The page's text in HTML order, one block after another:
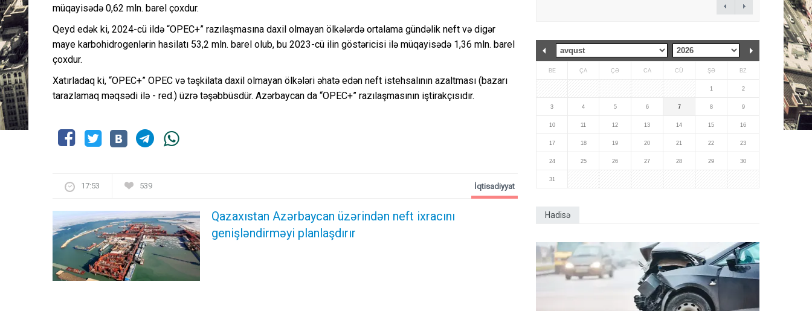
müqayisədə 0,62 mln. barel çoxdur.
Qeyd edək ki, 2024-cü ildə “OPEC+” razılaşmasına daxil olmayan ölkələrdə ortalama gündəlik neft və digər
maye karbohidrogenlərin hasilatı 53,2 mln. barel olub, bu 2023-cü ilin göstəricisi ilə müqayisədə 1,36 mln. barel
çoxdur.
Xatırladaq ki, “OPEC+” OPEC və təşkilata daxil olmayan ölkələri əhatə edən neft istehsalının azaltması (bazarı
tarazlamaq məqsədi ilə - red.) üzrə təşəbbüsdür. Azərbaycan da “OPEC+” razılaşmasının iştirakçısıdır.
17:53 539
Qazaxıstan Azərbaycan üzərindən neft ixracını
genişləndirməyi planlaşdırır
İqtisadiyyat
BE ÇA ÇƏ CA CÜ ŞƏ BZ
1 2
3 4 5 6 7 8 9
10 11 12 13 14 15 16
17 18 19 20 21 22 23
24 25 26 27 28 29 30
31
Hadisə